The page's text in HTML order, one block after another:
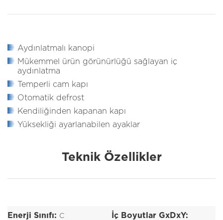
Aydınlatmalı kanopi
Mükemmel ürün görünürlüğü sağlayan iç
aydınlatma
Temperli cam kapı
Otomatik defrost
Kendiliğinden kapanan kapı
Yüksekliği ayarlanabilen ayaklar
Teknik Özellikler
Enerji Sınıfı: C İç Boyutlar GxDxY: